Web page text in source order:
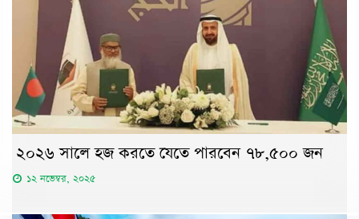
২০২৬ সালে হজ করতে যেতে পারবেন ৭৮,৫০০ জন
১২ নভেম্বর, ২০২৫